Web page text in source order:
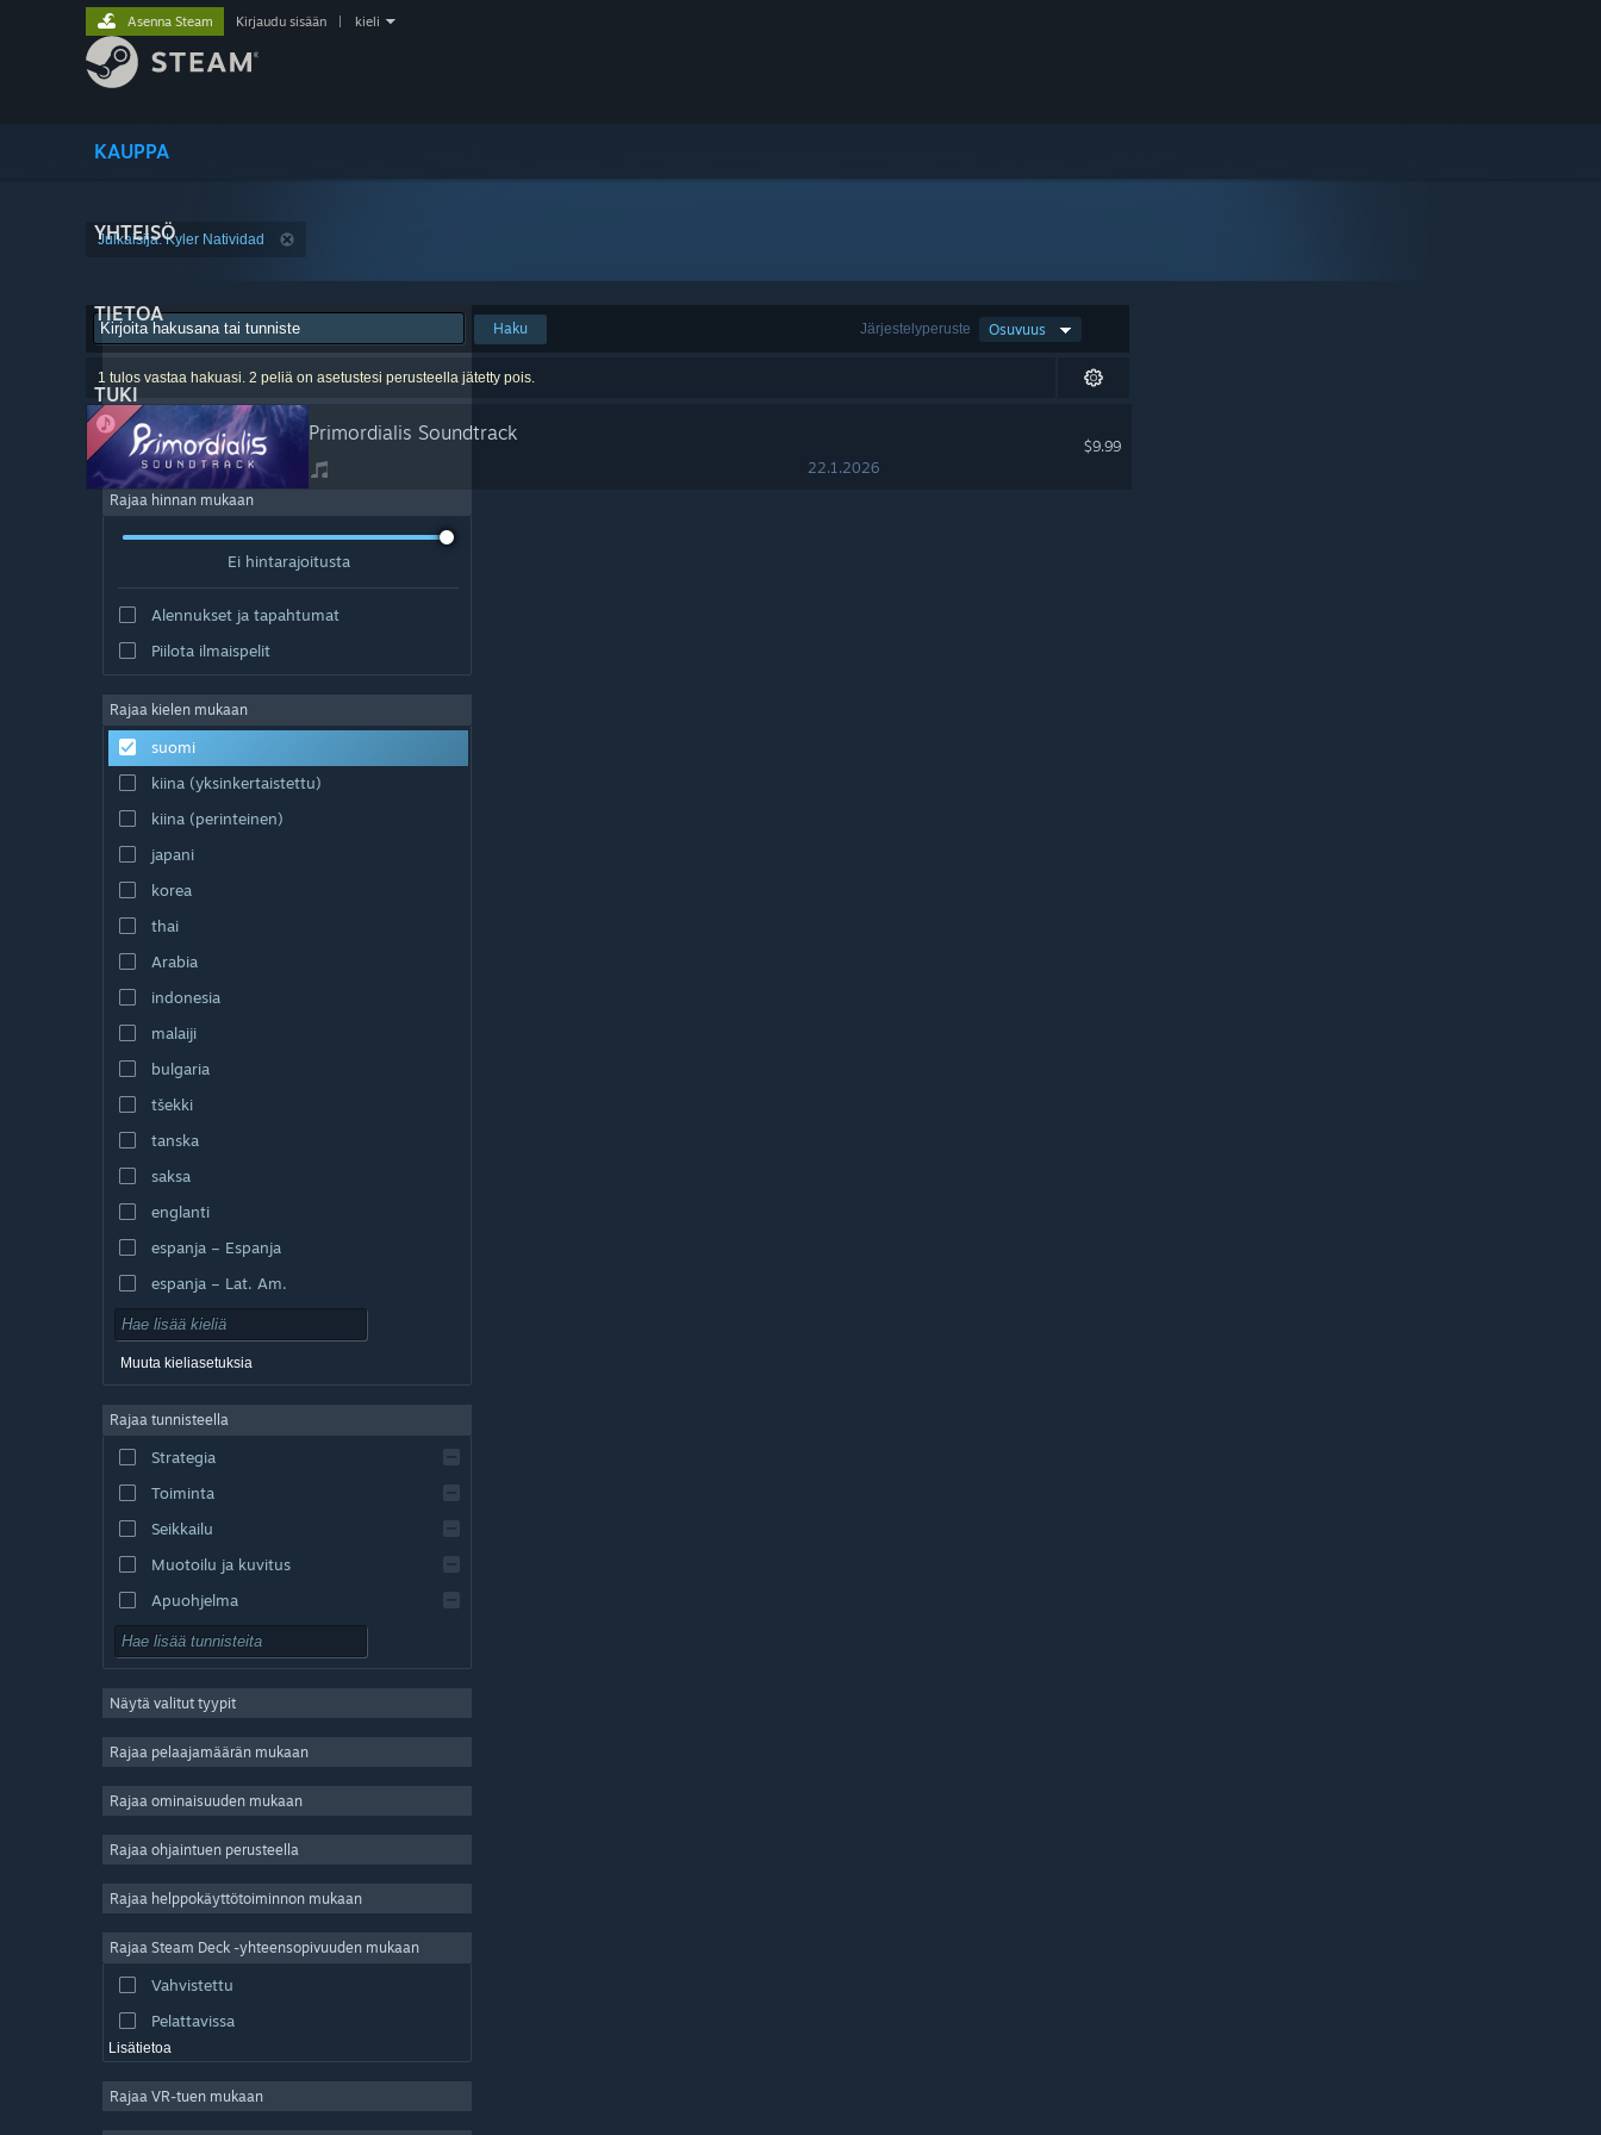
KAUPPA
YHTEISÖ
TIETOA
TUKI
Asenna Steam Kirjaudu sisään kieli
Julkaisija: Kyler Natividad
Järjestelyperuste Osuvuus
Haku
1 tulos vastaa hakuasi. 2 peliä on asetustesi perusteella jätetty pois.
Primordialis Soundtrack
22.1.2026
$9.99
Rajaa hinnan mukaan
Ei hintarajoitusta
Alennukset ja tapahtumat
Piilota ilmaispelit
Rajaa kielen mukaan
suomi
kiina (yksinkertaistettu)
kiina (perinteinen)
japani
korea
thai
Arabia
indonesia
malaiji
bulgaria
tšekki
tanska
saksa
englanti
espanja – Espanja
espanja – Lat. Am.
Muuta kieliasetuksia
Rajaa tunnisteella
Strategia
Toiminta
Seikkailu
Muotoilu ja kuvitus
Apuohjelma
Pelaa ilmaiseksi
Massiivinen moninpeli
Indie
Simulaatio
Videotuotanto
Kuvankäsittely
Näytä valitut tyypit
Rajaa pelaajamäärän mukaan
Rajaa ominaisuuden mukaan
Rajaa ohjaintuen perusteella
Rajaa helppokäyttötoiminnon mukaan
Rajaa Steam Deck -yhteensopivuuden mukaan
Vahvistettu
Pelattavissa
Lisätietoa
Rajaa VR-tuen mukaan